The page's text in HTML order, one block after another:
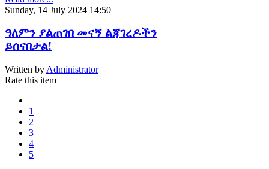
Sunday, 14 July 2024 14:50
ዓለምን ያልጠገበ መናኝ ልጃገረዶችን
ይሰናበታል!
Written by Administrator
Rate this item
1
2
3
4
5